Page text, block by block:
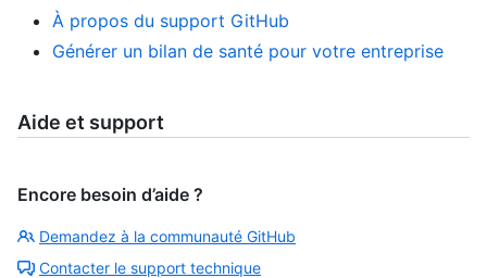
À propos du support GitHub
Générer un bilan de santé pour votre entreprise
Aide et support
Encore besoin d’aide ?
Demandez à la communauté GitHub
Contacter le support technique